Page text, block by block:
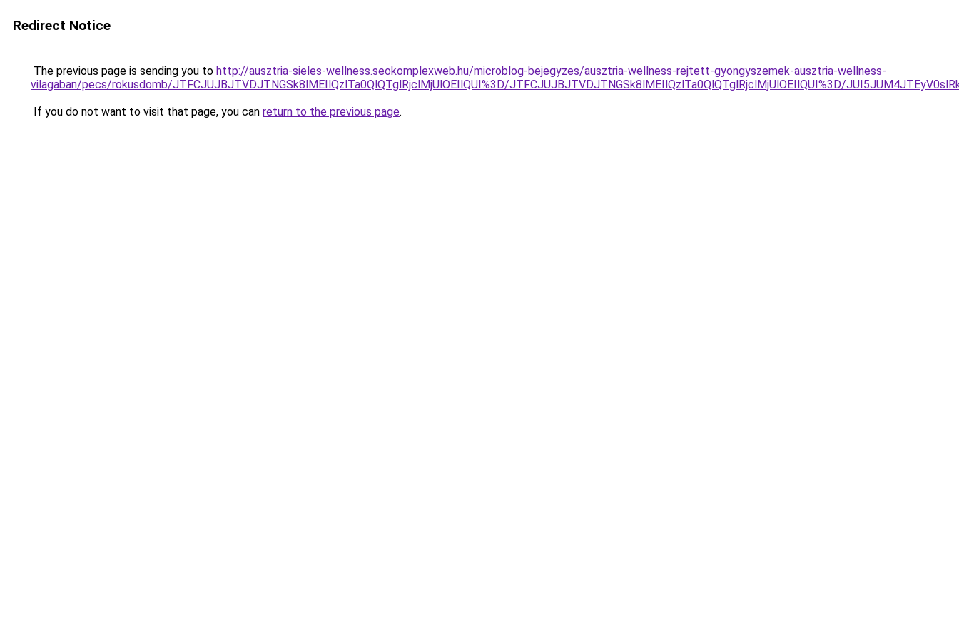
Redirect Notice
The previous page is sending you to http://ausztria-sieles-wellness.seokomplexweb.hu/microblog-bejegyzes/ausztria-wellness-rejtett-gyongyszemek-ausztria-wellness-
vilagaban/pecs/rokusdomb/JTFCJUJBJTVDJTNGSk8lMEIlQzlTa0QlQTglRjclMjUlOEIlQUI%3D/JTFCJUJBJTVDJTNGSk8lMEIlQzlTa0QlQTglRjclMjUlOEIlQUI%3D/
If you do not want to visit that page, you can return to the previous page.